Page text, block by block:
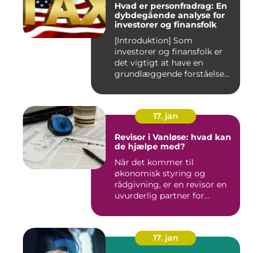
Hvad er personfradrag: En
dybdegående analyse for
investorer og finansfolk
[Introduktion] Som
investorer og finansfolk er
det vigtigt at have en
grundlæggende forståelse
17. jan
Revisor i Vanløse: hvad kan
de hjælpe med?
Når det kommer til
økonomisk styring og
rådgivning, er en revisor en
uvurderlig partner for
17. jan